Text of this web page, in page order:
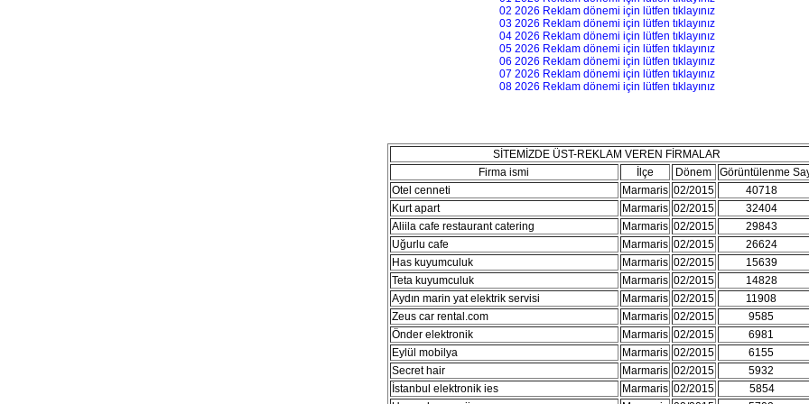
02 2026 Reklam dönemi için lütfen tıklayınız
03 2026 Reklam dönemi için lütfen tıklayınız
04 2026 Reklam dönemi için lütfen tıklayınız
05 2026 Reklam dönemi için lütfen tıklayınız
06 2026 Reklam dönemi için lütfen tıklayınız
07 2026 Reklam dönemi için lütfen tıklayınız
08 2026 Reklam dönemi için lütfen tıklayınız
SİTEMİZDE ÜST-REKLAM VEREN FİRMALAR
Firma ismi
İlçe Dönem
Görüntülenme
Otel cenneti
Marmaris 02/2015 40718007
Kurt apart
Marmaris 02/2015 32404008
Aliila cafe restaurant catering
Marmaris 02/2015 29843027
Uğurlu cafe
Marmaris 02/2015 26624000
Has kuyumculuk
Marmaris 02/2015 15639015
Teta kuyumculuk
Marmaris 02/2015 14828012
Aydın marin yat elektrik servisi
Marmaris 02/2015 11908
Zeus car rental.com
Marmaris 02/2015 9585
Önder elektronik
Marmaris 02/2015 6981
Eylül mobilya
Marmaris 02/2015 6155
Secret hair
Marmaris 02/2015 5932
İstanbul elektronik ies
Marmaris 02/2015 5854011